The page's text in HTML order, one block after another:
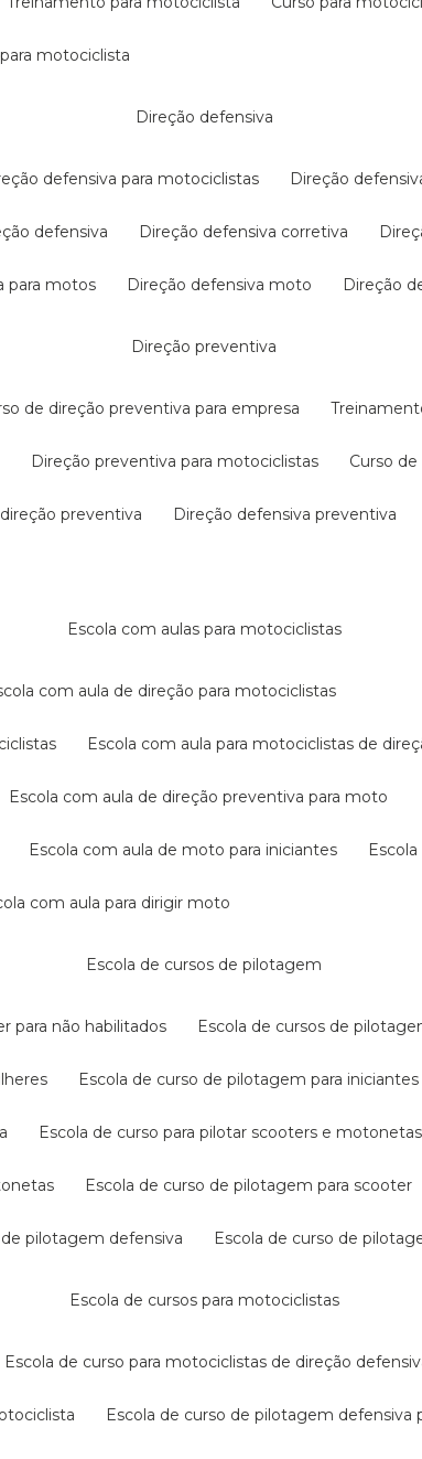
para motociclista
direção defensiva
defensiva para motociclistas direção
defensiva direção defensiva corretiva
para motos direção defensiva moto direção
direção preventiva
de direção preventiva para empresa
direção preventiva para motociclistas curso
direção preventiva direção defensiva preventiva
escola com aulas para motociclistas
com aula de direção para motociclistas
escola com aula para motociclistas de
escola com aula de direção preventiva para moto
escola com aula de moto para iniciantes
com aula para dirigir moto
escola de cursos de pilotagem
para não habilitados escola de cursos de
escola de curso de pilotagem para iniciantes
escola de curso para pilotar scooters e motonetas
escola de curso de pilotagem para scooter
de pilotagem defensiva escola de curso de
escola de cursos para motociclistas
escola de curso para motociclistas de direção
escola de curso de pilotagem defensiva